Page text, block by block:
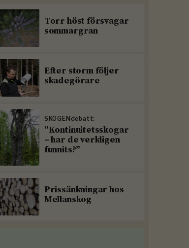
Torr höst försvagar
sommargran
Efter storm följer
skadegörare
SKOGENdebatt:
”Kontinuitetsskogar
– har de verkligen
funnits?”
Prissänkningar hos
Mellanskog